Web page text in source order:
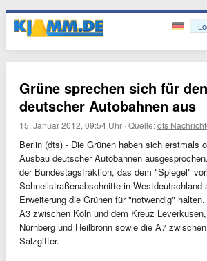
Grüne sprechen sich für
deutscher Autobahnen aus
15. Januar 2012, 09:54 Uhr ·Quelle:dts
Berlin (dts) - Die Grünen haben sich erstmals
Ausbau deutscher Autobahnen
der Bundestagsfraktion, das dem "Spiegel"
Schnellstraßenabschnitte in Westdeutschland
Erweiterung die Grünen für "notwendig"
A3 zwischen Köln und dem Kreuz
Nürnberg und Heilbronn sowie die A7
Salzgitter.